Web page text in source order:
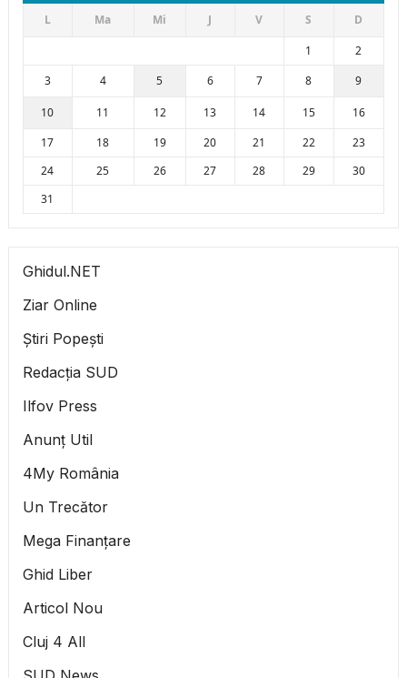
L Ma Mi J V S
D
1
2
3
4 5 6 7 8 9
10 11 12 13 14 15
16
17
18 19 20 21 22
23
24
25 26 27 28 29
30
31
Ghidul.NET
Ziar Online
Știri Popești
Redacția SUD
Ilfov Press
Anunț Util
4My România
Un Trecător
Mega Finanțare
Ghid Liber
Articol Nou
Cluj 4 All